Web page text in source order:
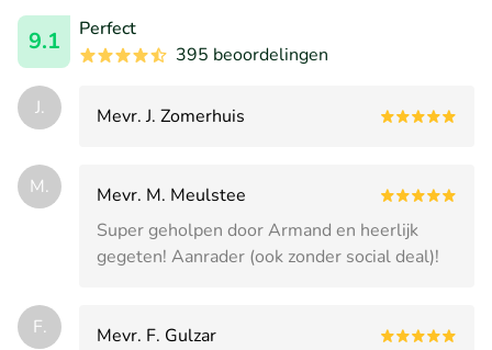
9.1
Perfect
395 beoordelingen
J. Mevr. J. Zomerhuis
M.
Mevr. M. Meulstee
Super geholpen door Armand en heerlijk
gegeten! Aanrader (ook zonder social deal)!
F.
Mevr. F. Gulzar